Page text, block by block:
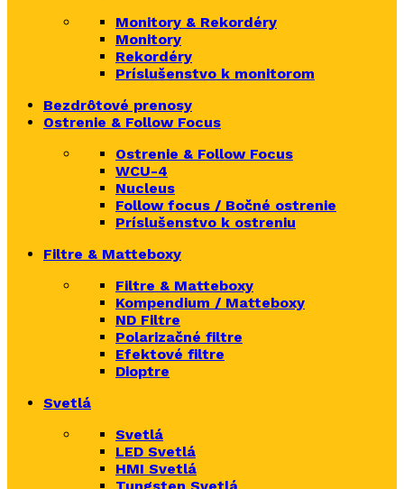
Monitory & Rekordéry
Monitory
Rekordéry
Príslušenstvo k monitorom
Bezdrôtové prenosy
Ostrenie & Follow Focus
Ostrenie & Follow Focus
WCU-4
Nucleus
Follow focus / Bočné ostrenie
Príslušenstvo k ostreniu
Filtre & Matteboxy
Filtre & Matteboxy
Kompendium / Matteboxy
ND Filtre
Polarizačné filtre
Efektové filtre
Dioptre
Svetlá
Svetlá
LED Svetlá
HMI Svetlá